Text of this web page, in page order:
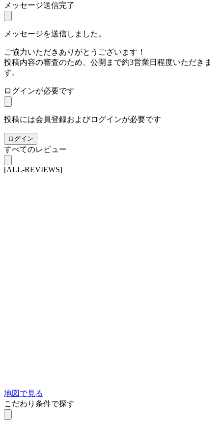
メッセージ送信完了
メッセージを送信しました。
ご協力いただきありがとうございます！
投稿内容の審査のため、公開まで約3営業日程度いただきま
す。
ログインが必要です
投稿には会員登録およびログインが必要です
ログイン
すべてのレビュー
[ALL-REVIEWS]
地図で見る
こだわり条件で探す